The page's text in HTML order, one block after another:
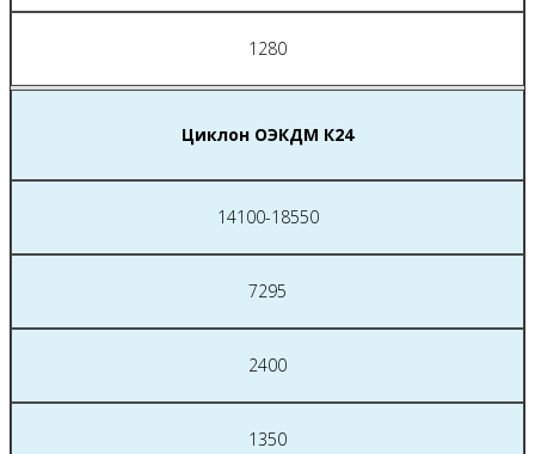
1280
Циклон ОЭКДМ К24
14100-18550
7295
2400
1350